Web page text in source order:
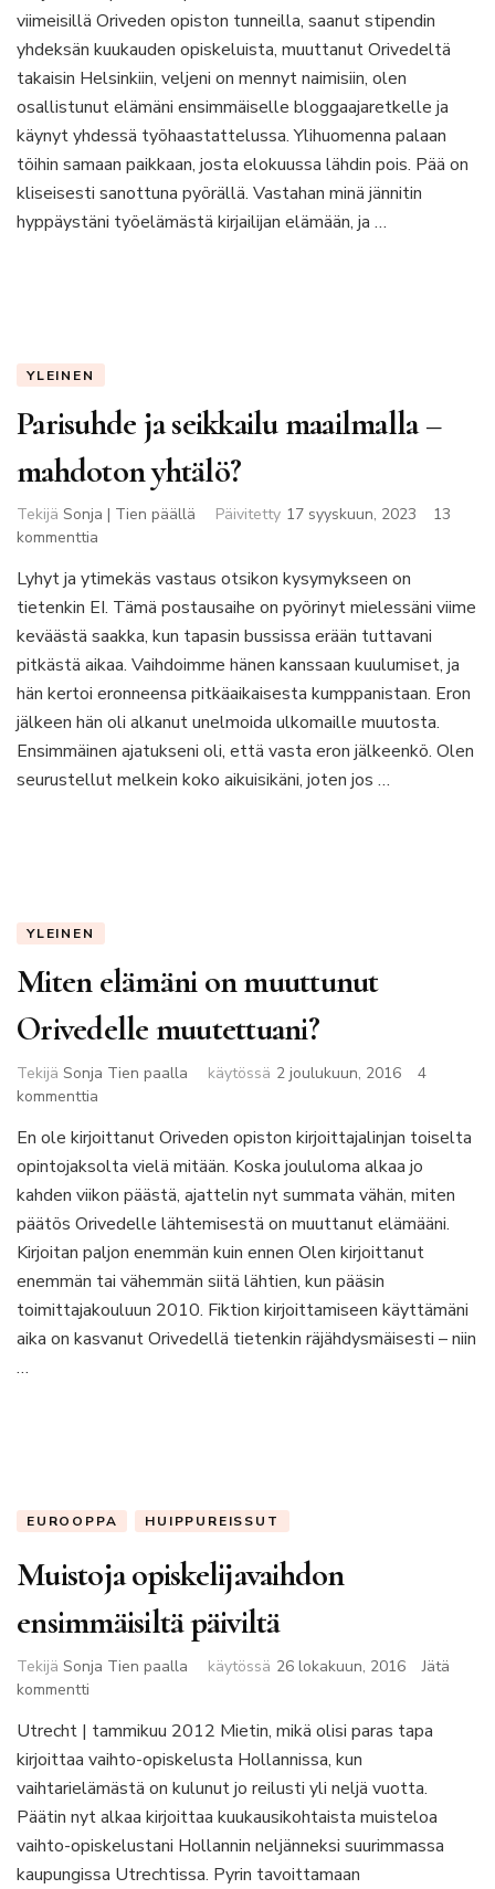
yhdeksän
kuukauden
taiteilijaelämä
Orivedellä
viimeisillä Oriveden opiston tunneilla, saanut stipendin
yhdeksän kuukauden opiskeluista, muuttanut Orivedeltä
takaisin Helsinkiin, veljeni on mennyt naimisiin, olen
osallistunut elämäni ensimmäiselle bloggaajaretkelle ja
käynyt yhdessä työhaastattelussa. Ylihuomenna palaan
töihin samaan paikkaan, josta elokuussa lähdin pois. Pää on
kliseisesti sanottuna pyörällä. Vastahan minä jännitin
hyppäystäni työelämästä kirjailijan elämään, ja …
YLEINEN
Parisuhde ja seikkailu maailmalla –
mahdoton yhtälö?
Tekijä Sonja | Tien päällä Päivitetty 17 syyskuun, 2023
13
kommenttia
ja
seikkailu
maailmalla
mahdoton
yhtälö?
Lyhyt ja ytimekäs vastaus otsikon kysymykseen on
tietenkin EI. Tämä postausaihe on pyörinyt mielessäni viime
keväästä saakka, kun tapasin bussissa erään tuttavani
pitkästä aikaa. Vaihdoimme hänen kanssaan kuulumiset, ja
hän kertoi eronneensa pitkäaikaisesta kumppanistaan. Eron
jälkeen hän oli alkanut unelmoida ulkomaille muutosta.
Ensimmäinen ajatukseni oli, että vasta eron jälkeenkö. Olen
seurustellut melkein koko aikuisikäni, joten jos …
YLEINEN
Miten elämäni on muuttunut
Orivedelle muutettuani?
Tekijä Sonja Tien paalla käytössä 2 joulukuun, 2016
4
kommenttia
elämäni
on
muuttunut
Orivedelle
muutettuani?
En ole kirjoittanut Oriveden opiston kirjoittajalinjan toiselta
opintojaksolta vielä mitään. Koska joululoma alkaa jo
kahden viikon päästä, ajattelin nyt summata vähän, miten
päätös Orivedelle lähtemisestä on muuttanut elämääni.
Kirjoitan paljon enemmän kuin ennen Olen kirjoittanut
enemmän tai vähemmän siitä lähtien, kun pääsin
toimittajakouluun 2010. Fiktion kirjoittamiseen käyttämäni
aika on kasvanut Orivedellä tietenkin räjähdysmäisesti – niin
…
EUROOPPA HUIPPUREISSUT
Muistoja opiskelijavaihdon
ensimmäisiltä päiviltä
Tekijä Sonja Tien paalla käytössä 26 lokakuun, 2016
Jätä
kommentti
opiskelijavaihdon
ensimmäisiltä
päiviltä
Utrecht | tammikuu 2012 Mietin, mikä olisi paras tapa
kirjoittaa vaihto-opiskelusta Hollannissa, kun
vaihtarielämästä on kulunut jo reilusti yli neljä vuotta.
Päätin nyt alkaa kirjoittaa kuukausikohtaista muisteloa
vaihto-opiskelustani Hollannin neljänneksi suurimmassa
kaupungissa Utrechtissa. Pyrin tavoittamaan